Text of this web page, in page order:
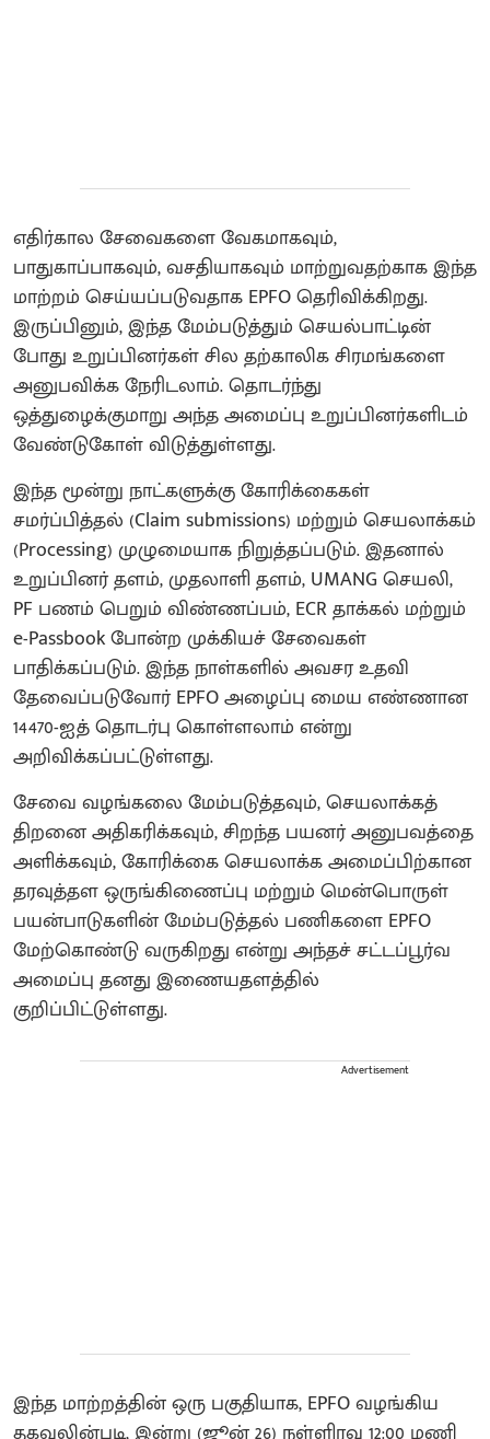
எதிர்கால சேவைகளை வேகமாகவும்,
பாதுகாப்பாகவும், வசதியாகவும் மாற்றுவதற்காக இந்த
மாற்றம் செய்யப்படுவதாக EPFO ​​தெரிவிக்கிறது.
இருப்பினும், இந்த மேம்படுத்தும் செயல்பாட்டின்
போது உறுப்பினர்கள் சில தற்காலிக சிரமங்களை
அனுபவிக்க நேரிடலாம். தொடர்ந்து
ஒத்துழைக்குமாறு அந்த அமைப்பு உறுப்பினர்களிடம்
வேண்டுகோள் விடுத்துள்ளது.
இந்த மூன்று நாட்களுக்கு கோரிக்கைகள்
சமர்ப்பித்தல் (Claim submissions) மற்றும் செயலாக்கம்
(Processing) முழுமையாக நிறுத்தப்படும். இதனால்
உறுப்பினர் தளம், முதலாளி தளம், UMANG செயலி,
PF பணம் பெறும் விண்ணப்பம், ECR தாக்கல் மற்றும்
e-Passbook போன்ற முக்கியச் சேவைகள்
பாதிக்கப்படும். இந்த நாள்களில் அவசர உதவி
தேவைப்படுவோர் EPFO அழைப்பு மைய எண்ணான
14470-ஐத் தொடர்பு கொள்ளலாம் என்று
அறிவிக்கப்பட்டுள்ளது.
சேவை வழங்கலை மேம்படுத்தவும், செயலாக்கத்
திறனை அதிகரிக்கவும், சிறந்த பயனர் அனுபவத்தை
அளிக்கவும், கோரிக்கை செயலாக்க அமைப்பிற்கான
தரவுத்தள ஒருங்கிணைப்பு மற்றும் மென்பொருள்
பயன்பாடுகளின் மேம்படுத்தல் பணிகளை EPFO ​​
மேற்கொண்டு வருகிறது என்று அந்தச் சட்டப்பூர்வ
அமைப்பு தனது இணையதளத்தில்
குறிப்பிட்டுள்ளது.
Advertisement
இந்த மாற்றத்தின் ஒரு பகுதியாக, EPFO வழங்கிய